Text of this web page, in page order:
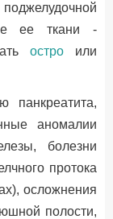
ее ткани -
остро или
панкреатита,
аномалии
болезни
протока
осложнения
полости,